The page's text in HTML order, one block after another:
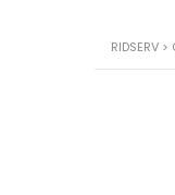
RIDSERV >